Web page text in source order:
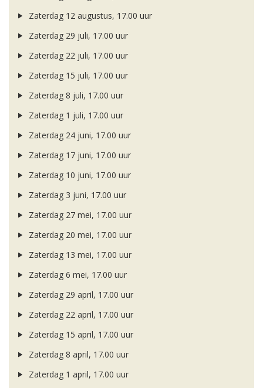
Zaterdag 12 augustus, 17.00 uur
Zaterdag 29 juli, 17.00 uur
Zaterdag 22 juli, 17.00 uur
Zaterdag 15 juli, 17.00 uur
Zaterdag 8 juli, 17.00 uur
Zaterdag 1 juli, 17.00 uur
Zaterdag 24 juni, 17.00 uur
Zaterdag 17 juni, 17.00 uur
Zaterdag 10 juni, 17.00 uur
Zaterdag 3 juni, 17.00 uur
Zaterdag 27 mei, 17.00 uur
Zaterdag 20 mei, 17.00 uur
Zaterdag 13 mei, 17.00 uur
Zaterdag 6 mei, 17.00 uur
Zaterdag 29 april, 17.00 uur
Zaterdag 22 april, 17.00 uur
Zaterdag 15 april, 17.00 uur
Zaterdag 8 april, 17.00 uur
Zaterdag 1 april, 17.00 uur